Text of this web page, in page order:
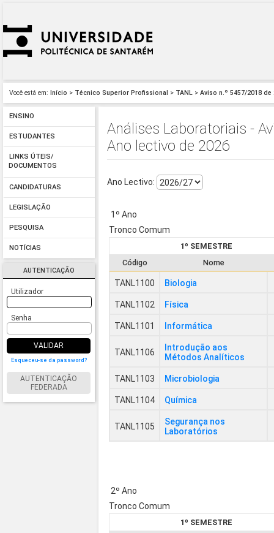
Você está em: Início > Técnico Superior Profissional > TANL > Aviso n.º 5457/2018 de
ENSINO
ESTUDANTES
LINKS ÚTEIS/
DOCUMENTOS
CANDIDATURAS
LEGISLAÇÃO
PESQUISA
NOTÍCIAS
AUTENTICAÇÃO
Utilizador
Senha
VALIDAR
Esqueceu-se da password?
AUTENTICAÇÃO
FEDERADA
Análises Laboratoriais -
Ano lectivo de 2026
Ano Lectivo:
1º Ano
Tronco Comum
1º SEMESTRE
Código
Nome
TANL1100 Biologia
TANL1102 Física
TANL1101 Informática
TANL1106
Introdução aos
Métodos Analíticos
TANL1103 Microbiologia
TANL1104 Química
TANL1105
Segurança nos
Laboratórios
2º Ano
Tronco Comum
1º SEMESTRE